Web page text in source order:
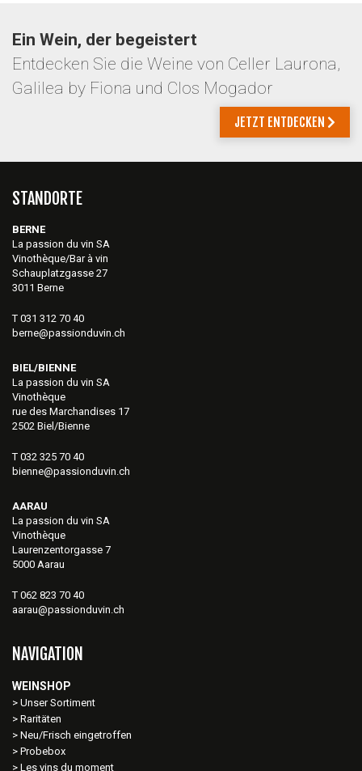
Ein Wein, der begeistert
Entdecken Sie die Weine von Celler Laurona,
Galilea by Fiona und Clos Mogador
JETZT ENTDECKEN
STANDORTE
BERNE
La passion du vin SA
Vinothèque/Bar à vin
Schauplatzgasse 27
3011 Berne
T 031 312 70 40
berne@passionduvin.ch
BIEL/BIENNE
La passion du vin SA
Vinothèque
rue des Marchandises 17
2502 Biel/Bienne
T 032 325 70 40
bienne@passionduvin.ch
AARAU
La passion du vin SA
Vinothèque
Laurenzentorgasse 7
5000 Aarau
T 062 823 70 40
aarau@passionduvin.ch
NAVIGATION
WEINSHOP
Unser Sortiment
Raritäten
Neu/Frisch eingetroffen
Probebox
Les vins du moment